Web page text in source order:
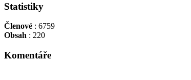
Statistiky
Členové : 6759
Obsah : 220
Komentáře